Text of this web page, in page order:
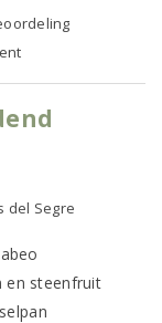
del Segre
en steenfruit